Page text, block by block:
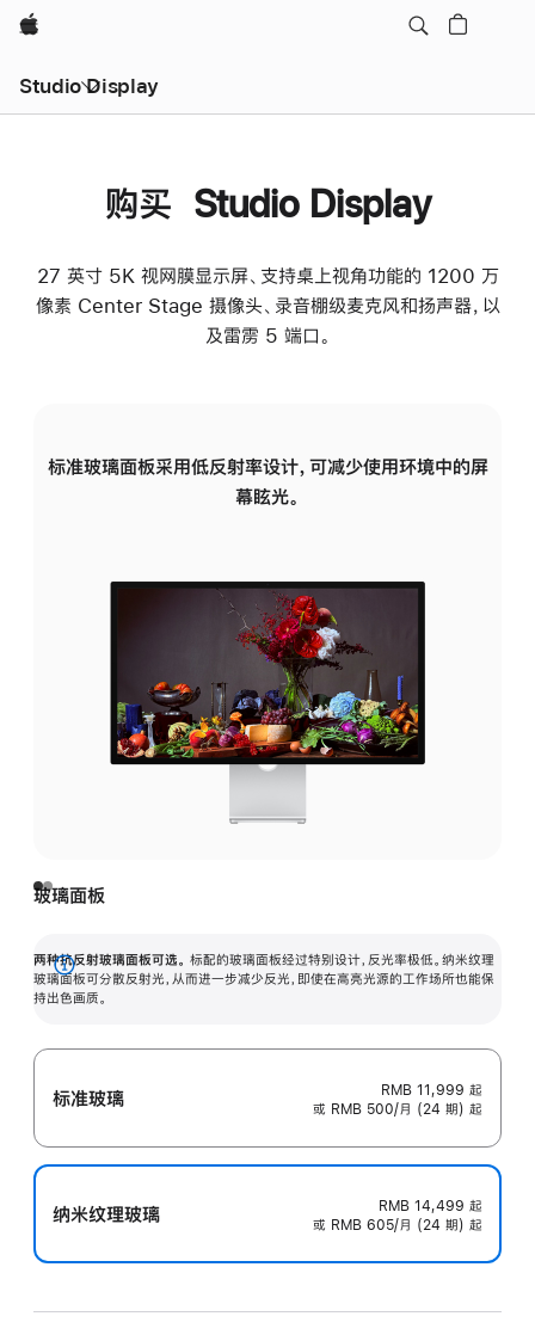
Apple
Studio Display
购买 Studio Display
27 英寸 5K 视网膜显示屏、支持桌上视角功能的 1200 万
像素 Center Stage 摄像头、录音棚级麦克风和扬声器，以
及雷雳 5 端口。
标准玻璃面板采用低反射率设计，可减少使用环境中的屏
幕眩光。
玻璃面板
两种抗反射玻璃面板可选。 标配的玻璃面板经过特别设计，反光率极低。纳米纹理
玻璃面板可分散反射光，从而进一步减少反光，即使在高亮光源的工作场所也能保
持出色画质。
展
开
标准玻璃 RMB 11,999 起
或 RMB 500/月 (24 期) 起
纳米纹理玻璃 RMB 14,499 起
或 RMB 605/月 (24 期) 起